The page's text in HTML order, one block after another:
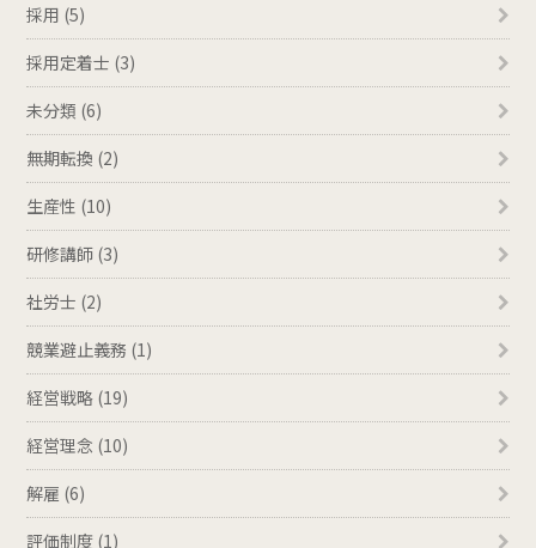
採用 (5)
採用定着士 (3)
未分類 (6)
無期転換 (2)
生産性 (10)
研修講師 (3)
社労士 (2)
競業避止義務 (1)
経営戦略 (19)
経営理念 (10)
解雇 (6)
評価制度 (1)